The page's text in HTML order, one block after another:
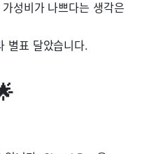
성비가 나쁘다는 생각은
별표 달았습니다.